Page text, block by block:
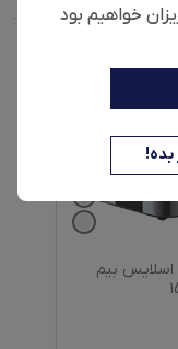
خواهیم بود
توستر 2 اسلایس بیم